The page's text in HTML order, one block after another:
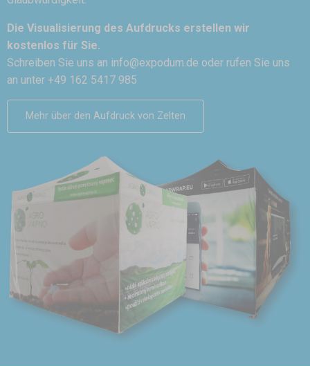
Die Visualisierung des Aufdrucks erstellen wir
kostenlos für Sie.
Schreiben Sie uns an info@expodum.de oder rufen Sie uns
an unter +49 162 5417 985
Mehr über den Aufdruck von Zelten